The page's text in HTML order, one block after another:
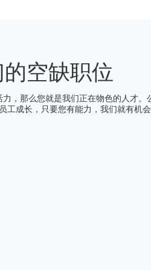
空缺职位
工成长，只要您有能力，我们就有机